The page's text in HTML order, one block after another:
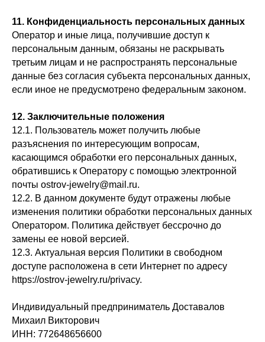
11. Конфиденциальность персональных данных
Оператор и иные лица, получившие доступ к
персональным данным, обязаны не раскрывать
третьим лицам и не распространять персональные
данные без согласия субъекта персональных данных,
если иное не предусмотрено федеральным законом.
12. Заключительные положения
12.1. Пользователь может получить любые
разъяснения по интересующим вопросам,
касающимся обработки его персональных данных,
обратившись к Оператору с помощью электронной
почты ostrov-jewelry@mail.ru.
12.2. В данном документе будут отражены любые
изменения политики обработки персональных данных
Оператором. Политика действует бессрочно до
замены ее новой версией.
12.3. Актуальная версия Политики в свободном
доступе расположена в сети Интернет по адресу
https://ostrov-jewelry.ru/privacy.
Индивидуальный предприниматель Доставалов
Михаил Викторович
ИНН: 772648656600